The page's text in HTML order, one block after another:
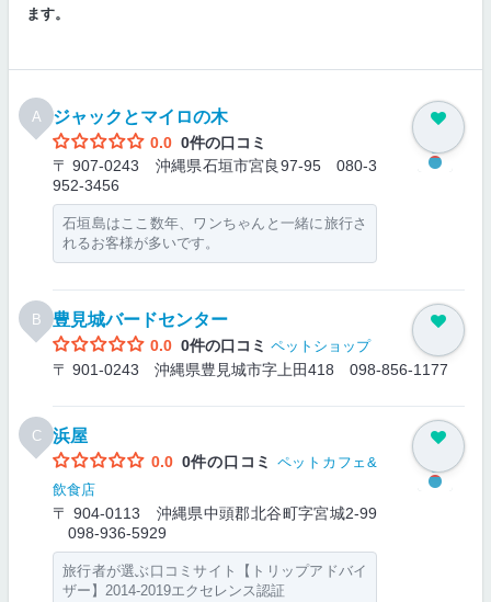
ます。
A ジャックとマイロの木
0.0 0件の口コミ
〒 907-0243 沖縄県石垣市宮良97-95 080-3
952-3456
石垣島はここ数年、ワンちゃんと一緒に旅行さ
れるお客様が多いです。
B 豊見城バードセンター
0.0 0件の口コミ ペットショップ
〒 901-0243 沖縄県豊見城市字上田418 098-856-1177
C 浜屋
0.0 0件の口コミ
ペットカフェ&
飲食店
〒 904-0113 沖縄県中頭郡北谷町字宮城2-99
098-936-5929
旅行者が選ぶ口コミサイト【トリップアドバイ
ザー】2014-2019エクセレンス認証